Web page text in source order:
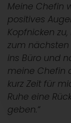
Meine Chefin
positives
Kopfnicken
zum nächsten
ins Büro und
meine Chefin
kurz Zeit für
Ruhe eine
geben.“